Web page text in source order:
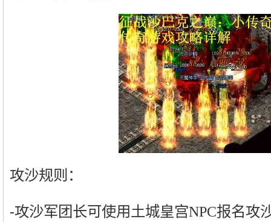
攻沙规则：
-攻沙军团长可使用土城皇宫NPC报名攻